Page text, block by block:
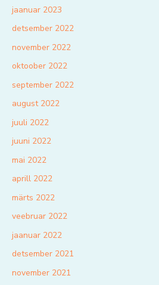
jaanuar 2023
detsember 2022
november 2022
oktoober 2022
september 2022
august 2022
juuli 2022
juuni 2022
mai 2022
aprill 2022
märts 2022
veebruar 2022
jaanuar 2022
detsember 2021
november 2021